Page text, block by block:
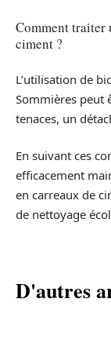
Comment traiter
ciment ?
L’utilisation de
Sommières peut
tenaces, un
En suivant ces
efficacement
en carreaux de
de nettoyage
D'autres